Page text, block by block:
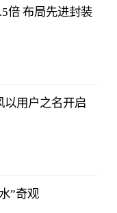
封装
以用户之名开启
”奇观